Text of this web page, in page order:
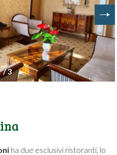
/ 3
ha due esclusivi ristoranti, lo